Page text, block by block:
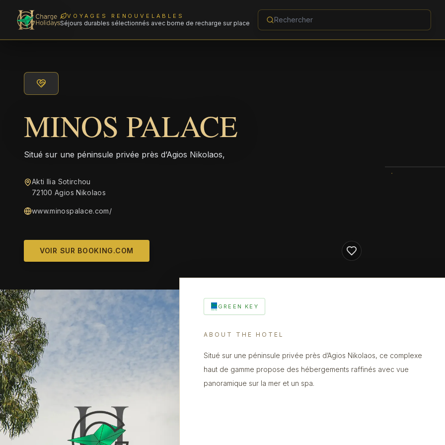
VOYAGES RENOUVELABLES
Séjours durables sélectionnés avec borne de recharge sur place
MINOS PALACE
Situé sur une péninsule privée près d’Agios Nikolaos,
Akti Ilia Sotirchou
72100 Agios Nikolaos
www.minospalace.com/
VOIR SUR BOOKING.COM
GREEN KEY
ABOUT THE HOTEL
Situé sur une péninsule privée près d’Agios Nikolaos, ce complexe
haut de gamme propose des hébergements raffinés avec vue
panoramique sur la mer et un spa.